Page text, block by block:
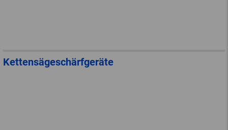
Kettensägeschärfgeräte